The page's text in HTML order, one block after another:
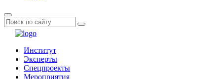
Институт
Эксперты
Спецпроекты
Мероприятия